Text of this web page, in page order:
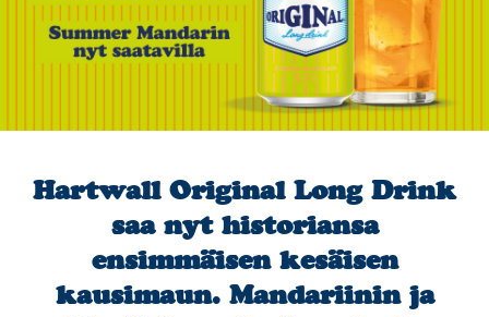
Hartwall Original Long Drink
saa nyt historiansa
ensimmäisen kesäisen
kausimaun. Mandariinin ja